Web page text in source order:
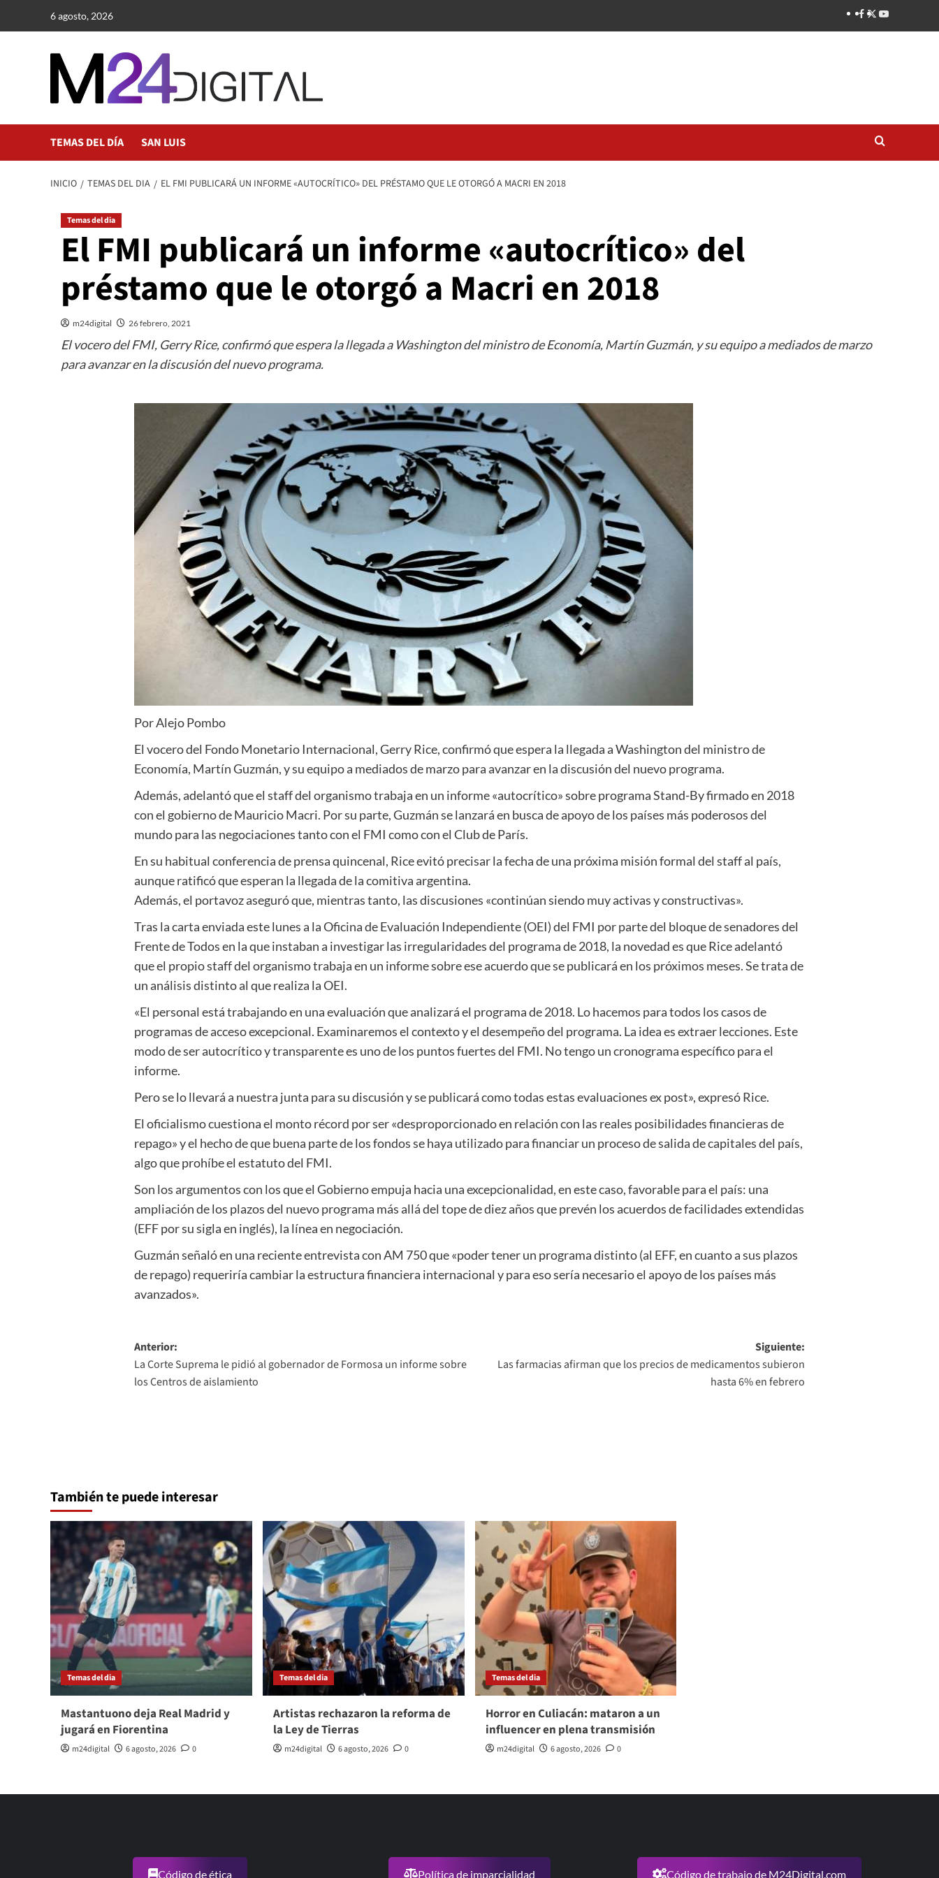
6 agosto, 2026
TEMAS DEL DÍA SAN LUIS
INICIO TEMAS DEL DIA EL FMI PUBLICARÁ UN INFORME «AUTOCRÍTICO» DEL PRÉSTAMO QUE LE OTORGÓ A MACRI EN 2018
Temas del dia
El FMI publicará un informe «autocrítico» del
préstamo que le otorgó a Macri en 2018
m24digital 26 febrero, 2021
El vocero del FMI, Gerry Rice, confirmó que espera la llegada a Washington del ministro de Economía, Martín Guzmán, y su equipo a mediados de marzo
para avanzar en la discusión del nuevo programa.
Por Alejo Pombo
El vocero del Fondo Monetario Internacional, Gerry Rice, confirmó que espera la llegada a Washington del ministro de
Economía, Martín Guzmán, y su equipo a mediados de marzo para avanzar en la discusión del nuevo programa.
Además, adelantó que el staff del organismo trabaja en un informe «autocrítico» sobre programa Stand-By firmado en 2018
con el gobierno de Mauricio Macri. Por su parte, Guzmán se lanzará en busca de apoyo de los países más poderosos del
mundo para las negociaciones tanto con el FMI como con el Club de París.
En su habitual conferencia de prensa quincenal, Rice evitó precisar la fecha de una próxima misión formal del staff al país,
aunque ratificó que esperan la llegada de la comitiva argentina.
Además, el portavoz aseguró que, mientras tanto, las discusiones «continúan siendo muy activas y constructivas».
Tras la carta enviada este lunes a la Oficina de Evaluación Independiente (OEI) del FMI por parte del bloque de senadores del
Frente de Todos en la que instaban a investigar las irregularidades del programa de 2018, la novedad es que Rice adelantó
que el propio staff del organismo trabaja en un informe sobre ese acuerdo que se publicará en los próximos meses. Se trata de
un análisis distinto al que realiza la OEI.
«El personal está trabajando en una evaluación que analizará el programa de 2018. Lo hacemos para todos los casos de
programas de acceso excepcional. Examinaremos el contexto y el desempeño del programa. La idea es extraer lecciones. Este
modo de ser autocrítico y transparente es uno de los puntos fuertes del FMI. No tengo un cronograma específico para el
informe.
Pero se lo llevará a nuestra junta para su discusión y se publicará como todas estas evaluaciones ex post», expresó Rice.
El oficialismo cuestiona el monto récord por ser «desproporcionado en relación con las reales posibilidades financieras de
repago» y el hecho de que buena parte de los fondos se haya utilizado para financiar un proceso de salida de capitales del país,
algo que prohíbe el estatuto del FMI.
Son los argumentos con los que el Gobierno empuja hacia una excepcionalidad, en este caso, favorable para el país: una
ampliación de los plazos del nuevo programa más allá del tope de diez años que prevén los acuerdos de facilidades extendidas
(EFF por su sigla en inglés), la línea en negociación.
Guzmán señaló en una reciente entrevista con AM 750 que «poder tener un programa distinto (al EFF, en cuanto a sus plazos
de repago) requeriría cambiar la estructura financiera internacional y para eso sería necesario el apoyo de los países más
avanzados».
Navegación
de
entradas
Anterior:
La Corte Suprema le pidió al gobernador de Formosa un informe sobre
los Centros de aislamiento
Siguiente:
Las farmacias afirman que los precios de medicamentos subieron
hasta 6% en febrero
También te puede interesar
Temas del dia
Mastantuono deja Real Madrid y
jugará en Fiorentina
m24digital 6 agosto, 2026 0
Temas del dia
Artistas rechazaron la reforma de
la Ley de Tierras
m24digital 6 agosto, 2026 0
Temas del dia
Horror en Culiacán: mataron a un
influencer en plena transmisión
m24digital 6 agosto, 2026 0
Código de ética Política de imparcialidad Código de trabajo de M24Digital.com